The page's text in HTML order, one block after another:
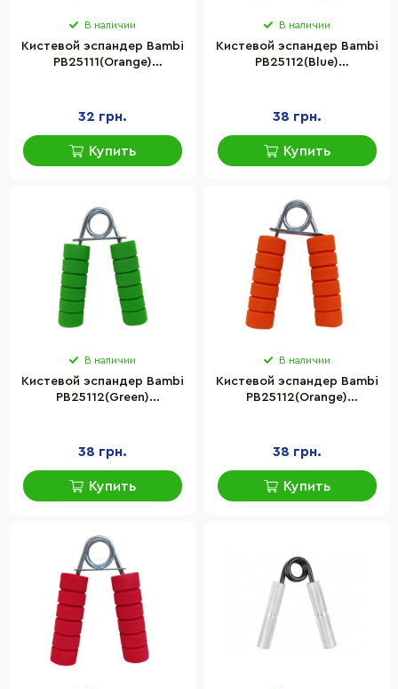
В наличии
Кистевой эспандер Bambi
PB25111(Orange)
32 грн.
Купить
В наличии
Кистевой эспандер Bambi
PB25112(Blue)
38 грн.
Купить
В наличии
Кистевой эспандер Bambi
PB25112(Green)
38 грн.
Купить
В наличии
Кистевой эспандер Bambi
PB25112(Orange)
38 грн.
Купить